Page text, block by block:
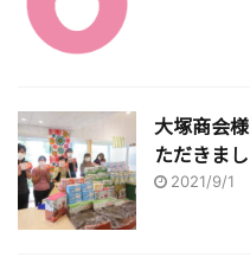
大塚商会
ただきまし
2021/9/1